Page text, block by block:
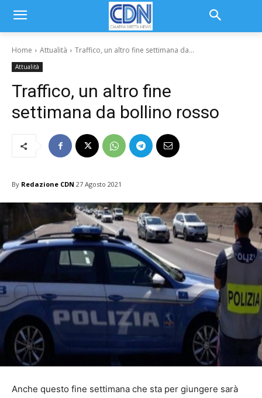
Home Attualità Traffico, un altro fine settimana da...
Attualità
Traffico, un altro fine
settimana da bollino rosso
By Redazione CDN 27 Agosto 2021
Anche questo fine settimana che sta per giungere sarà